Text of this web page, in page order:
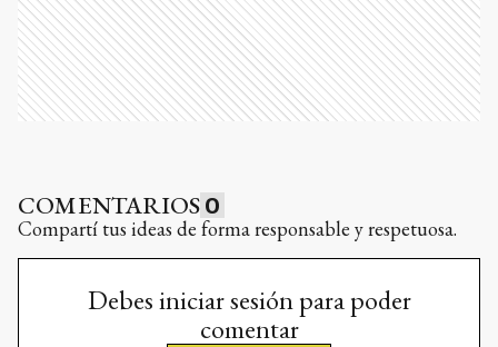
COMENTARIOS 0
Compartí tus ideas de forma responsable y respetuosa.
Debes iniciar sesión para poder
comentar